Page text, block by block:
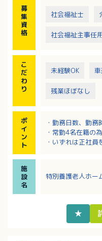
募
集
資
格
社会福祉士
社会福祉主事任
こ
だ
わ
り
未経験OK
残業ほぼなし
ポ
イ
ン
ト
・勤務日数、勤務
・常勤4名在籍の
・いずれは正社員
施
設
名
特別養護老人ホー
★